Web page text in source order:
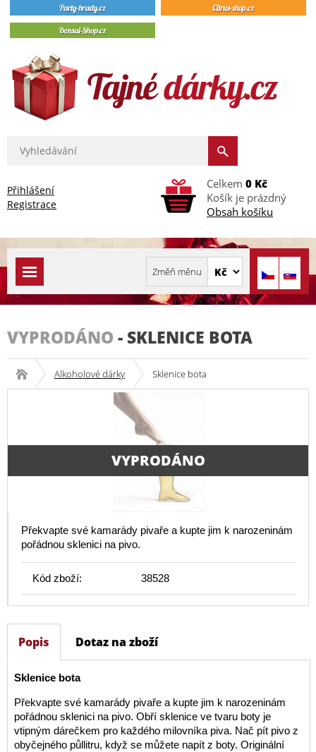
Přihlášení
Registrace
Celkem 0 Kč
Košík je prázdný
Obsah košíku
VYPRODÁNO - SKLENICE BOTA
Alkoholové dárky Sklenice bota
VYPRODÁNO
Překvapte své kamarády pivaře a kupte jim k narozeninám
pořádnou sklenici na pivo.
Kód zboží: 38528
Popis Dotaz na zboží
Sklenice bota
Překvapte své kamarády pivaře a kupte jim k narozeninám
pořádnou sklenici na pivo. Obří sklenice ve tvaru boty je
vtipným dárečkem pro každého milovníka piva. Nač pít pivo z
obyčejného půllitru, když se můžete napít z boty. Originální